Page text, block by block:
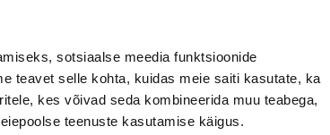
sotsiaalse meedia funktsioonide
teavet selle kohta, kuidas meie saiti kasutate, ka
kes võivad seda kombineerida muu teabega,
teenuste kasutamise käigus.